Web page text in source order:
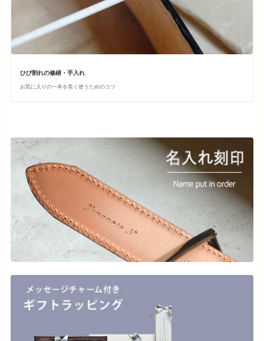
ひび割れの修繕・手入れ
お気に入りの一本を長く使うためのコツ